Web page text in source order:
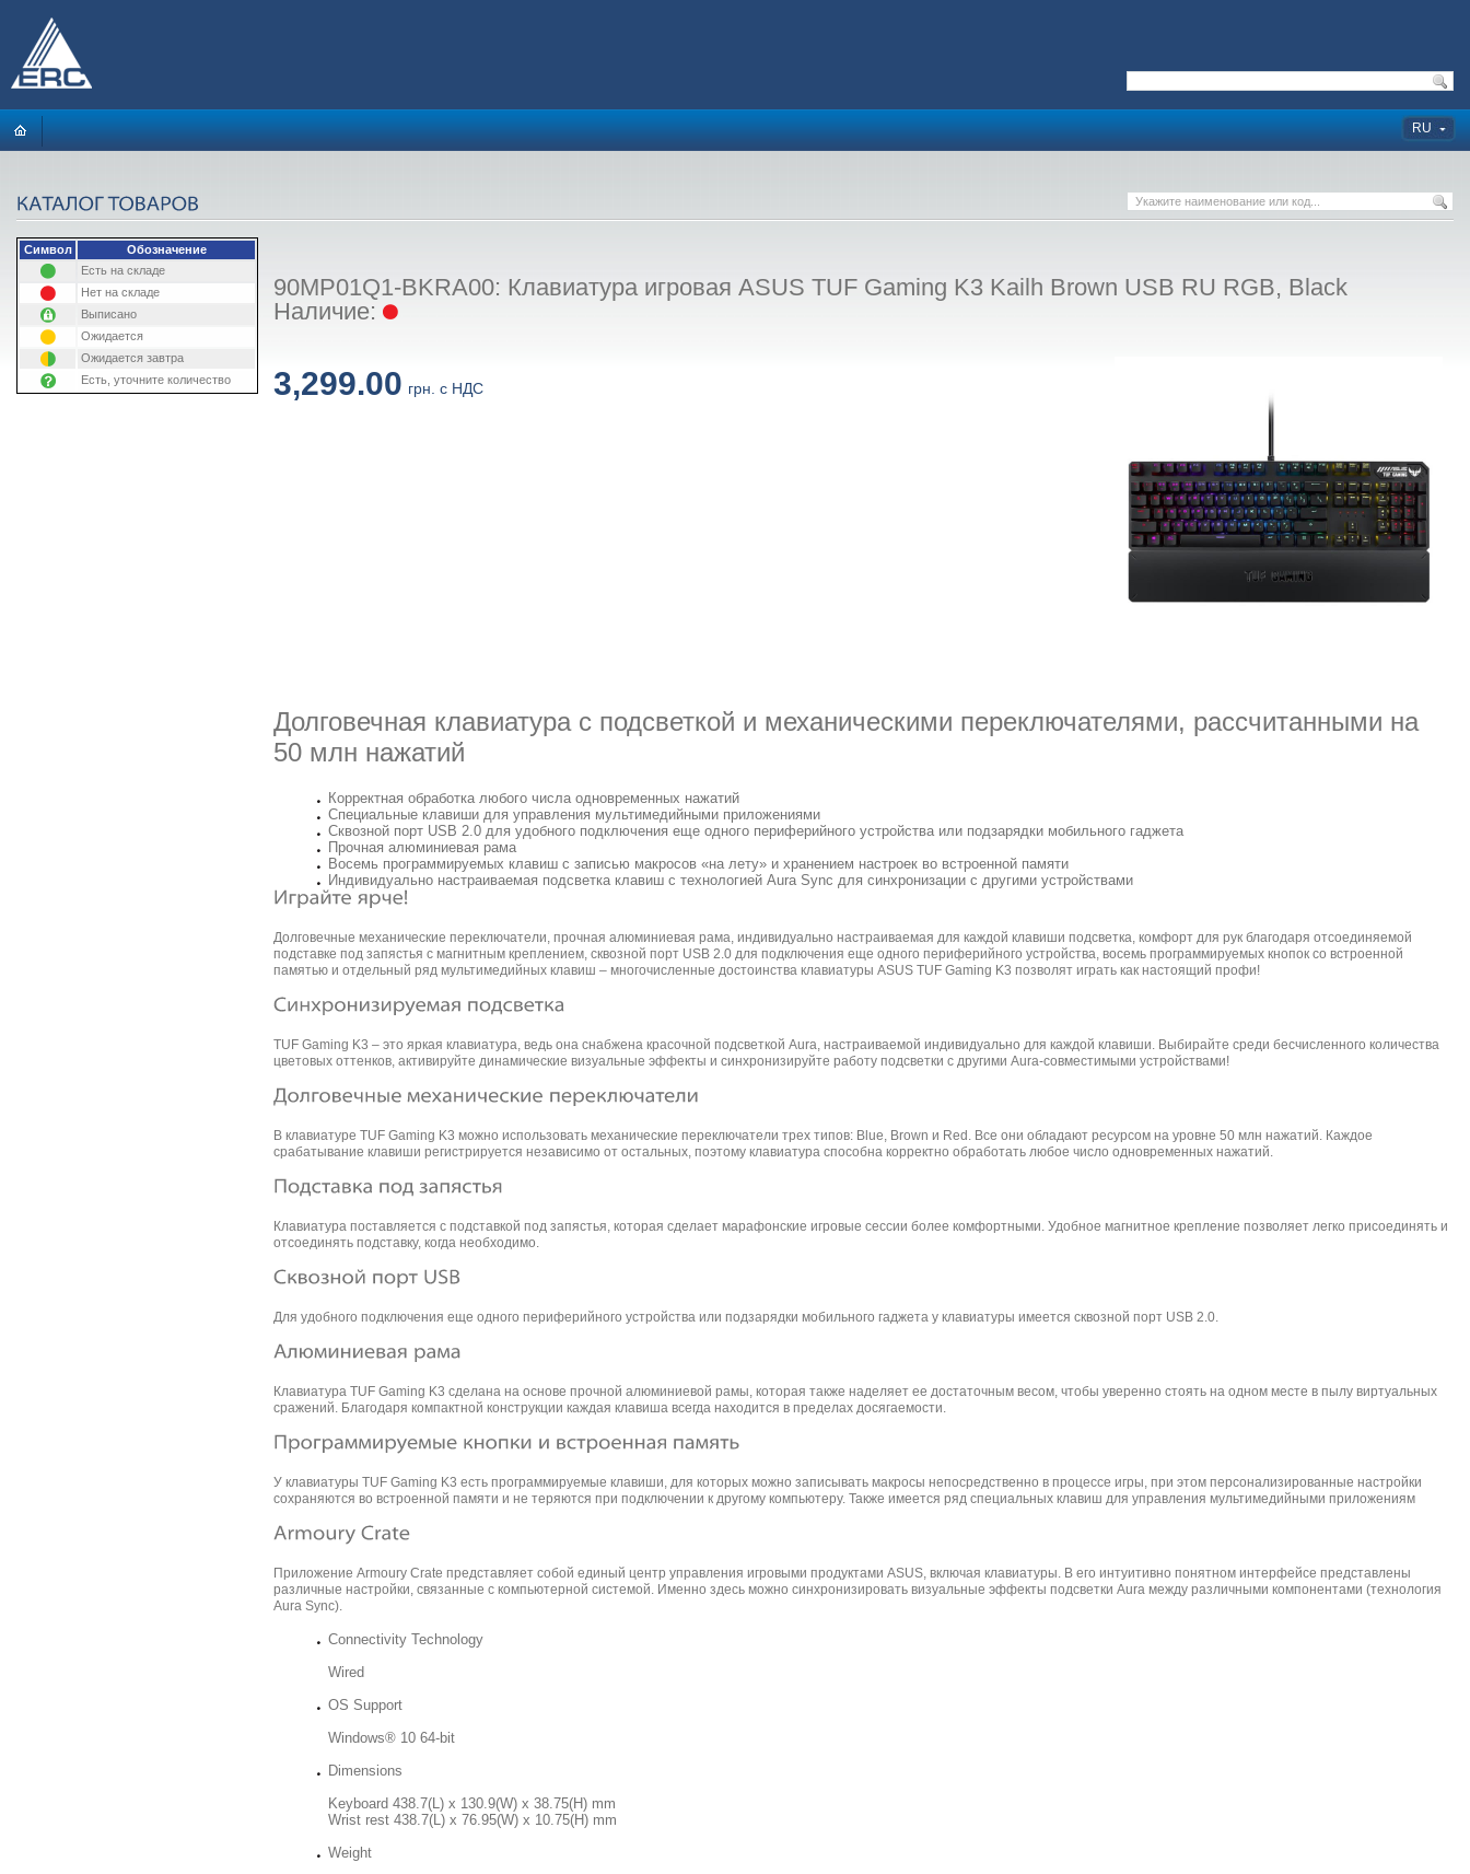
RU
Символ
Обозначение
Есть на складе
Нет на складе
Выписано
Ожидается
Ожидается завтра
Есть, уточните количество
90MP01Q1-BKRA00: Клавиатура игровая ASUS TUF Gaming K3 Kailh Brown USB RU RGB, Black
Наличие:
3,299.00 грн. с НДС
Долговечная клавиатура с подсветкой и механическими переключателями, рассчитанными на
50 млн нажатий
Корректная обработка любого числа одновременных нажатий
Специальные клавиши для управления мультимедийными приложениями
Сквозной порт USB 2.0 для удобного подключения еще одного периферийного устройства или подзарядки мобильного гаджета
Прочная алюминиевая рама
Восемь программируемых клавиш с записью макросов «на лету» и хранением настроек во встроенной памяти
Индивидуально настраиваемая подсветка клавиш с технологией Aura Sync для синхронизации с другими устройствами
Долговечные механические переключатели, прочная алюминиевая рама, индивидуально настраиваемая для каждой клавиши подсветка, комфорт для рук благодаря отсоединяемой
подставке под запястья с магнитным креплением, сквозной порт USB 2.0 для подключения еще одного периферийного устройства, восемь программируемых кнопок со встроенной
памятью и отдельный ряд мультимедийных клавиш – многочисленные достоинства клавиатуры ASUS TUF Gaming K3 позволят играть как настоящий профи!
TUF Gaming K3 – это яркая клавиатура, ведь она снабжена красочной подсветкой Aura, настраиваемой индивидуально для каждой клавиши. Выбирайте среди бесчисленного количества
цветовых оттенков, активируйте динамические визуальные эффекты и синхронизируйте работу подсветки с другими Aura-совместимыми устройствами!
В клавиатуре TUF Gaming K3 можно использовать механические переключатели трех типов: Blue, Brown и Red. Все они обладают ресурсом на уровне 50 млн нажатий. Каждое
срабатывание клавиши регистрируется независимо от остальных, поэтому клавиатура способна корректно обработать любое число одновременных нажатий.
Клавиатура поставляется с подставкой под запястья, которая сделает марафонские игровые сессии более комфортными. Удобное магнитное крепление позволяет легко присоединять и
отсоединять подставку, когда необходимо.
Для удобного подключения еще одного периферийного устройства или подзарядки мобильного гаджета у клавиатуры имеется сквозной порт USB 2.0.
Клавиатура TUF Gaming K3 сделана на основе прочной алюминиевой рамы, которая также наделяет ее достаточным весом, чтобы уверенно стоять на одном месте в пылу виртуальных
сражений. Благодаря компактной конструкции каждая клавиша всегда находится в пределах досягаемости.
У клавиатуры TUF Gaming K3 есть программируемые клавиши, для которых можно записывать макросы непосредственно в процессе игры, при этом персонализированные настройки
сохраняются во встроенной памяти и не теряются при подключении к другому компьютеру. Также имеется ряд специальных клавиш для управления мультимедийными приложениям
Приложение Armoury Crate представляет собой единый центр управления игровыми продуктами ASUS, включая клавиатуры. В его интуитивно понятном интерфейсе представлены
различные настройки, связанные с компьютерной системой. Именно здесь можно синхронизировать визуальные эффекты подсветки Aura между различными компонентами (технология
Aura Sync).
Connectivity Technology
Wired
OS Support
Windows® 10 64-bit
Dimensions
Keyboard 438.7(L) x 130.9(W) x 38.75(H) mm
Wrist rest 438.7(L) x 76.95(W) x 10.75(H) mm
Weight